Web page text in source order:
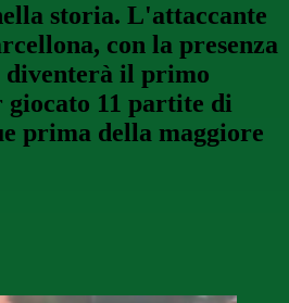
storia. L'attaccante
con la presenza
diventerà il primo
giocato 11 partite di
prima della maggiore